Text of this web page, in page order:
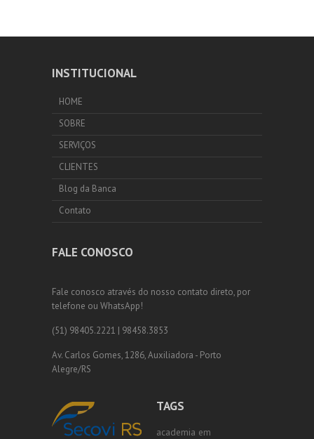
INSTITUCIONAL
HOME
SOBRE
SERVIÇOS
CLIENTES
Blog da Banca
Contato
FALE CONOSCO
Fale conosco através do nosso contato direto, por
telefone ou WhatsApp!
(51) 98405.2221 | 98458.3853
Av. Carlos Gomes, 1286, Auxiliadora - Porto
Alegre/RS
TAGS
academia em